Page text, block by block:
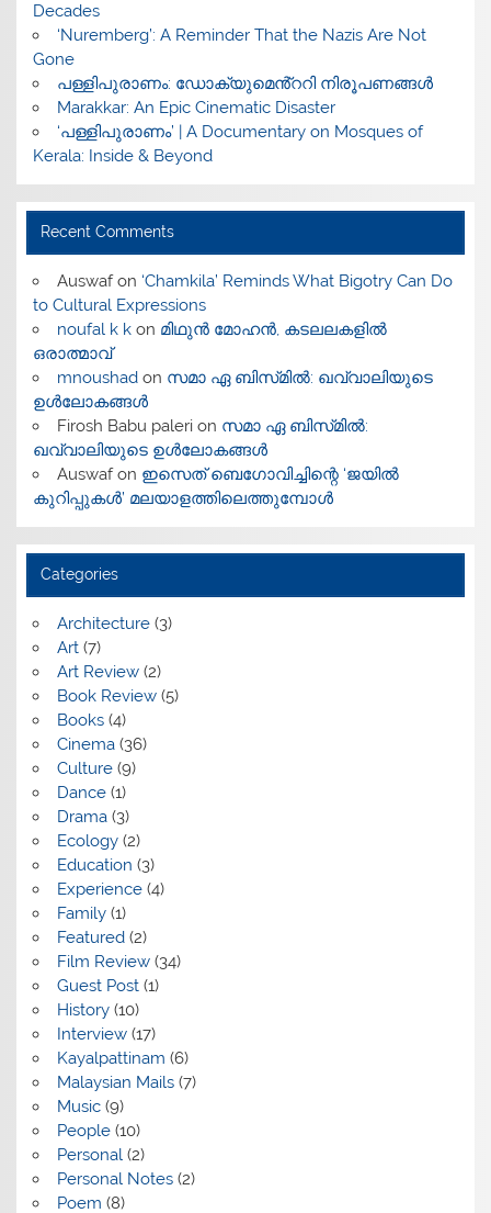
Decades
‘Nuremberg’: A Reminder That the Nazis Are Not
Gone
പള്ളിപുരാണം: ഡോക്യുമെൻ്ററി നിരൂപണങ്ങൾ
Marakkar: An Epic Cinematic Disaster
‘പള്ളിപുരാണം’ | A Documentary on Mosques of
Kerala: Inside & Beyond
Recent Comments
Auswafon ‘Chamkila’ Reminds What Bigotry Can Do
to Cultural Expressions
noufal k kon മിഥുൻ മോഹൻ, കടലലകളിൽ
ഒരാത്മാവ്
mnoushadon സമാ ഏ ബിസ്‌മിൽ: ഖവ്വാലിയുടെ
ഉൾലോകങ്ങൾ
Firosh Babu palerion സമാ ഏ ബിസ്‌മിൽ:
ഖവ്വാലിയുടെ ഉൾലോകങ്ങൾ
Auswafon ഇസെത് ബെഗോവിച്ചിന്റെ ‘ജയിൽ
കുറിപ്പുകൾ’ മലയാളത്തിലെത്തുമ്പോൾ
Categories
Architecture(3)
Art(7)
Art Review(2)
Book Review(5)
Books(4)
Cinema(36)
Culture(9)
Dance(1)
Drama(3)
Ecology(2)
Education (3)
Experience(4)
Family(1)
Featured(2)
Film Review(34)
Guest Post(1)
History(10)
Interview(17)
Kayalpattinam (6)
Malaysian Mails(7)
Music(9)
People(10)
Personal(2)
Personal Notes(2)
Poem (8)